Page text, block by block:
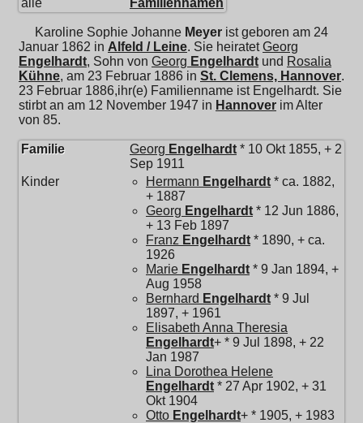
alle Familiennamen
Karoline Sophie Johanne Meyer ist geboren am 24
Januar 1862 in Alfeld / Leine. Sie heiratetGeorg
Engelhardt, Sohn von Georg Engelhardt und Rosalia
Kühne, am 23 Februar 1886 in St. Clemens, Hannover.
23 Februar 1886,ihr(e) Familienname ist Engelhardt. Sie
stirbt an am 12 November 1947 in Hannover im Alter
von 85.
Familie Georg Engelhardt * 10 Okt 1855, + 2
Sep 1911
Kinder
Hermann Engelhardt * ca. 1882,
+ 1887
Georg Engelhardt * 12 Jun 1886,
+ 13 Feb 1897
Franz Engelhardt * 1890, + ca.
1926
Marie Engelhardt * 9 Jan 1894, +
Aug 1958
Bernhard Engelhardt * 9 Jul
1897, + 1961
Elisabeth Anna Theresia
Engelhardt+ * 9 Jul 1898, + 22
Jan 1987
Lina Dorothea Helene
Engelhardt * 27 Apr 1902, + 31
Okt 1904
Otto Engelhardt+ * 1905, + 1983